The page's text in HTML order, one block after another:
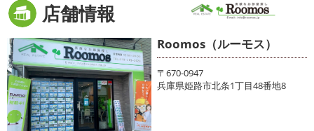
店舗情報
Roomos（ルーモス）
〒670-0947
兵庫県姫路市北条1丁目48番地8